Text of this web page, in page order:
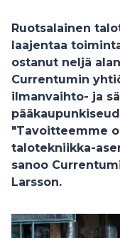
Ruotsalainen
laajentaa
ostanut neljä
Currentumin
ilmanvaihto- ja
"Tavoitteemme
talotekniikka-
sanoo
Larsson.